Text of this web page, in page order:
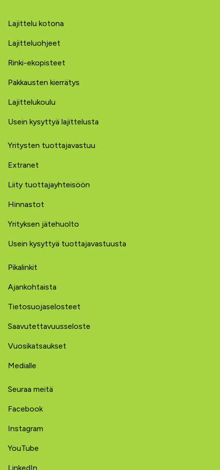
Lajittelu kotona
Lajitteluohjeet
Rinki-ekopisteet
Pakkausten kierrätys
Lajittelukoulu
Usein kysyttyä lajittelusta
Yritysten tuottajavastuu
Extranet
Liity tuottajayhteisöön
Hinnastot
Yrityksen jätehuolto
Usein kysyttyä tuottajavastuusta
Pikalinkit
Ajankohtaista
Tietosuojaselosteet
Saavutettavuusseloste
Vuosikatsaukset
Medialle
Seuraa meitä
Facebook
Instagram
YouTube
LinkedIn